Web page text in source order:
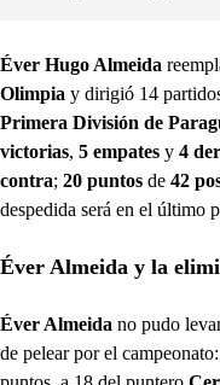
Éver Hugo Almeida
Olimpia y dirigió 14
Primera División de
victorias, 5 empates y 4
contra; 20 puntos de 42
despedida será en el último
Éver Almeida y la
Éver Almeida no pudo
de pelear por el